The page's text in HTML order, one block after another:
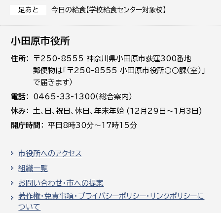
足あと 今日の給食【学校給食センター対象校】
小田原市役所
住所
〒250-8555 神奈川県小田原市荻窪300番地
郵便物は「〒250-8555 小田原市役所○○課（室）」
で届きます）
電話
0465-33-1300（総合案内）
休み
土､日､祝日、休日、年末年始 (12月29日～1月3日)
開庁時間
平日8時30分～17時15分
市役所へのアクセス
組織一覧
お問い合わせ・市への提案
著作権・免責事項・プライバシーポリシー・リンクポリシーに
ついて